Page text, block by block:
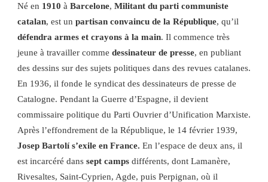
Né en 1910 à Barcelone, Militant du parti communiste
catalan, est un partisan convaincu de la République, qu’il
défendra armes et crayons à la main. Il commence très
jeune à travailler comme dessinateur de presse, en publiant
des dessins sur des sujets politiques dans des revues catalanes.
En 1936, il fonde le syndicat des dessinateurs de presse de
Catalogne. Pendant la Guerre d’Espagne, il devient
commissaire politique du Parti Ouvrier d’Unification Marxiste.
Après l’effondrement de la République, le 14 février 1939,
Josep Bartolí s’exile en France. En l’espace de deux ans, il
est incarcéré dans sept camps différents, dont Lamanère,
Rivesaltes, Saint-Cyprien, Agde, puis Perpignan, où il